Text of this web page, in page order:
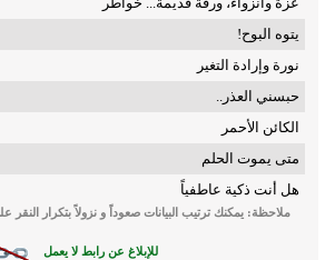
يتوه البوح!
نورة وإرادة التغير
حبسني العذر..
الكائن الأحمر
متى يموت الحلم
هل أنت ذكية عاطفياً
ملاحظة: يمكنك ترتيب البيانات صعوداً و نزولاً بتكرار النقر
للإبلاغ عن رابط لا يعمل